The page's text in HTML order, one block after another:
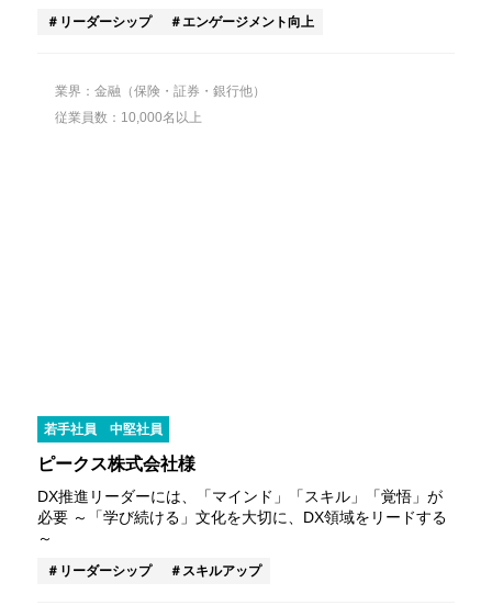
リーダーシップ エンゲージメント向上
業界：金融（保険・証券・銀行他）
従業員数：10,000名以上
若手社員 中堅社員
ピークス株式会社様
DX推進リーダーには、「マインド」「スキル」「覚悟」が
必要 ～「学び続ける」文化を大切に、DX領域をリードする
～
リーダーシップ スキルアップ